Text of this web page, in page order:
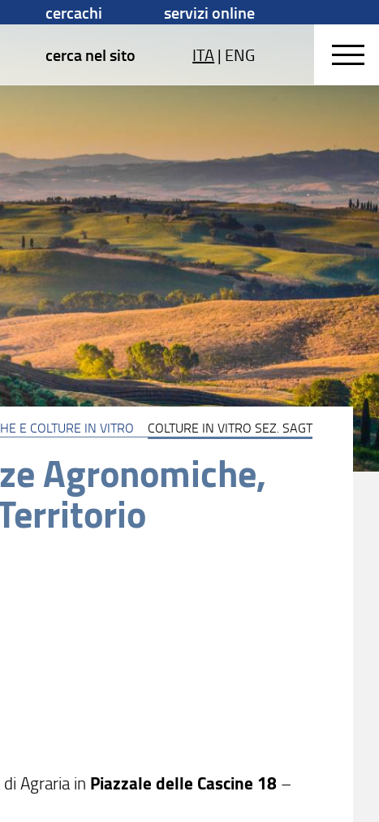
cercachi
servizi online
cerca nel sito
ITA| ENG
E COLTURE IN VITRO COLTURE IN VITRO SEZ. SAGT
Agronomiche,
Agraria in Piazzale delle Cascine 18 –